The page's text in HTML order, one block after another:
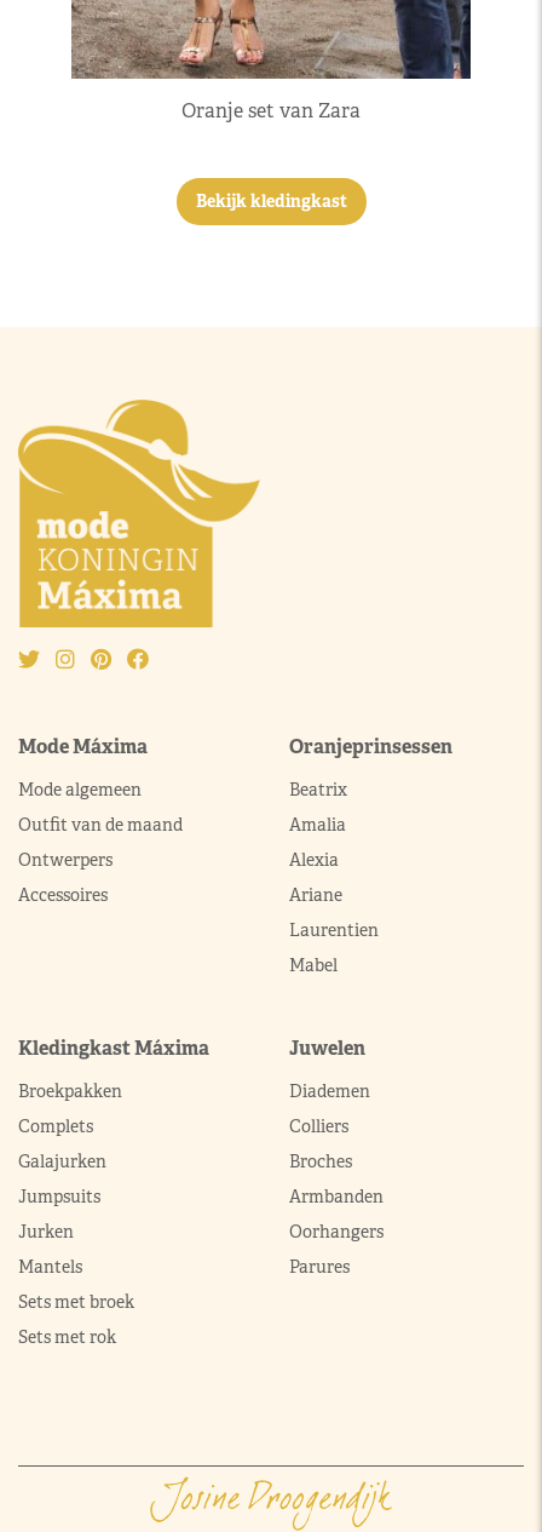
Oranje set van Zara
Bekijk kledingkast
Mode Máxima
Mode algemeen
Outfit van de maand
Ontwerpers
Accessoires
Oranjeprinsessen
Beatrix
Amalia
Alexia
Ariane
Laurentien
Mabel
Kledingkast Máxima
Broekpakken
Complets
Galajurken
Jumpsuits
Jurken
Mantels
Sets met broek
Sets met rok
Juwelen
Diademen
Colliers
Broches
Armbanden
Oorhangers
Parures